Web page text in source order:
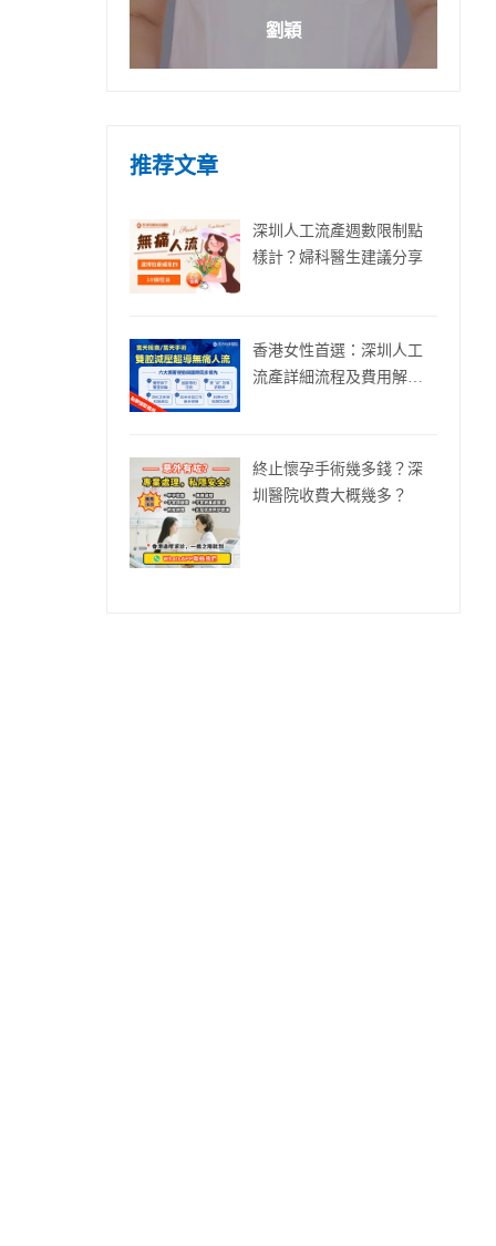
劉穎
推荐文章
深圳人工流產週數限制點
樣計？婦科醫生建議分享
香港女性首選：深圳人工
流產詳細流程及費用解
終止懷孕手術幾多錢？深
圳醫院收費大概幾多？